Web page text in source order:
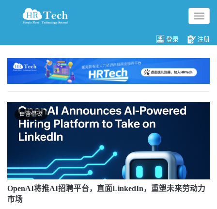
切
换
航
登录 注册
白宫倡议
OpenAI将推AI招聘平台，直面LinkedIn，重塑未来劳动力
市场